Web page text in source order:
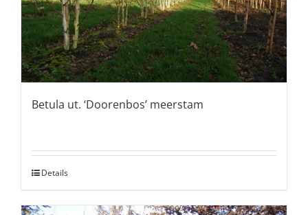
Betula ut. ‘Doorenbos’ meerstam
Details